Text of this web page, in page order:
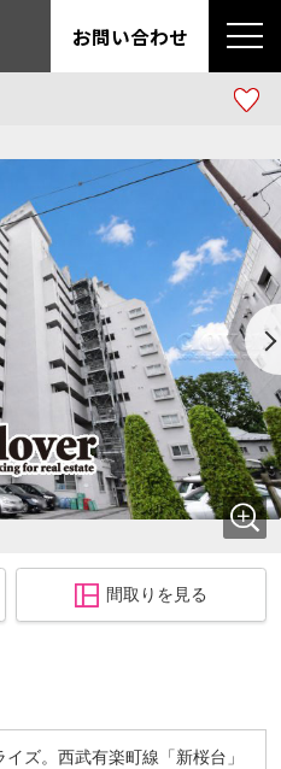
お問い合わせ
間取りを見る
ズ。西武有楽町線「新桜台」